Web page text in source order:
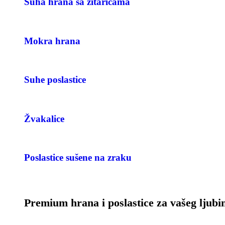
Mokra hrana
Suhe poslastice
Žvakalice
Poslastice sušene na zraku
Premium hrana i poslastice za vašeg